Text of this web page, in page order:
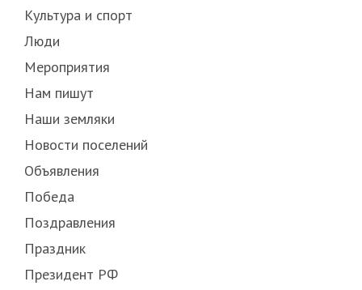
Культура и спорт
Люди
Мероприятия
Нам пишут
Наши земляки
Новости поселений
Объявления
Победа
Поздравления
Праздник
Президент РФ